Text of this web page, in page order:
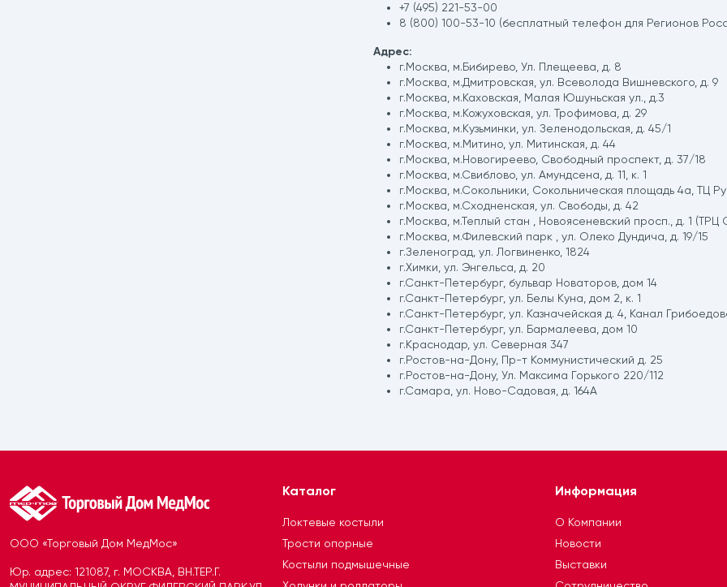
+7 (495) 221-53-00
8 (800) 100-53-10 (бесплатный телефон для Регионов
Адрес:
г.Москва, м.Бибирево, Ул. Плещеева, д. 8
г.Москва, м.Дмитровская, ул. Всеволода Вишневского, д. 9
г.Москва, м.Каховская, Малая Юшуньская ул., д.3
г.Москва, м.Кожуховская, ул. Трофимова, д. 29
г.Москва, м.Кузьминки, ул. Зеленодольская, д. 45/1
г.Москва, м.Митино, ул. Митинская, д. 44
г.Москва, м.Новогиреево, Свободный проспект, д. 37/18
г.Москва, м.Свиблово, ул. Амундсена, д. 11, к. 1
г.Москва, м.Сокольники, Сокольническая площадь 4а, ТЦ
г.Москва, м.Сходненская, ул. Свободы, д. 42
г.Москва, м.Теплый стан , Новоясеневский просп., д. 1 (ТРЦ
г.Москва, м.Филевский парк , ул. Олеко Дундича, д. 19/15
г.Зеленоград, ул. Логвиненко, 1824
г.Химки, ул. Энгельса, д. 20
г.Санкт-Петербург, бульвар Новаторов, дом 14
г.Санкт-Петербург, ул. Белы Куна, дом 2, к. 1
г.Санкт-Петербург, ул. Казначейская д. 4, Канал
г.Санкт-Петербург, ул. Бармалеева, дом 10
г.Краснодар, ул. Северная 347
г.Ростов-на-Дону, Пр-т Коммунистический д. 25
г.Ростов-на-Дону, Ул. Максима Горького 220/112
г.Самара, ул. Ново-Садовая, д. 164А
ООО «Торговый Дом МедМос»
Юр. адрес: 121087, г. МОСКВА, ВН.ТЕР.Г.
Каталог
Локтевые костыли
Трости опорные
Костыли подмышечные
Информация
О Компании
Новости
Выставки